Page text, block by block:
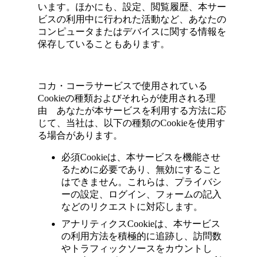
います。ほかにも、設定、閲覧履歴、本サー
ビスの利用中に行われた活動など、あなたの
コンピュータまたはデバイスに関する情報を
保存していることもあります。
コカ・コーラサービスで使用されている
Cookieの種類およびそれらが使用される理
由 あなたが本サービスを利用する方法に応
じて、当社は、以下の種類のCookieを使用す
る場合があります。
必須Cookieは、本サービスを機能させ
るために必要であり、無効にすること
はできません。これらは、プライバシ
ーの設定、ログイン、フォームの記入
などのリクエストに対応します。
アナリティクスCookieは、本サービス
の利用方法を積極的に追跡し、訪問数
やトラフィックソースをカウントし